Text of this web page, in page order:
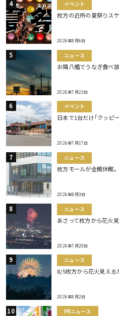
イベント
枚方の近所の夏祭りス
2026年8月6日
ニュース
お隣八幡でうなぎ食べ
2026年7月23日
イベント
日本で1台だけ｢クッピ
2026年7月17日
ニュース
枚方モールが全館休館
2026年8月3日
ニュース
あさって枚方から花火
2026年7月20日
ニュース
8/5枚方から花火見える
2026年8月2日
PRニュース